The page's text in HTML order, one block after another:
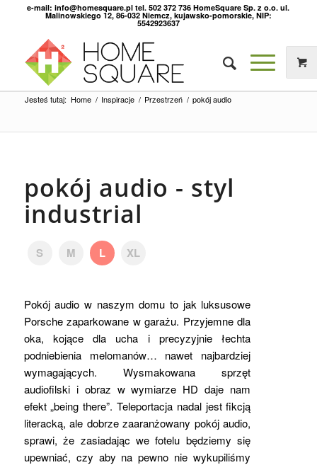
e-mail: info@homesquare.pl tel. 502 372 736 HomeSquare Sp. z o.o. ul.
Malinowskiego 12, 86-032 Niemcz, kujawsko-pomorskie, NIP:
5542923637
Jesteś tutaj: Home / Inspiracje / Przestrzeń / pokój audio
pokój audio - styl
industrial
S M L XL
Pokój audio w naszym domu to jak luksusowe
Porsche zaparkowane w garażu. Przyjemne dla
oka, kojące dla ucha i precyzyjnie łechta
podniebienia melomanów… nawet najbardziej
wymagających. Wysmakowana sprzęt
audiofilski i obraz w wymiarze HD daje nam
efekt „being there”. Teleportacja nadal jest fikcją
literacką, ale dobrze zaaranżowany pokój audio,
sprawi, że zasiadając we fotelu będziemy się
upewniać, czy aby na pewno nie wykupiliśmy